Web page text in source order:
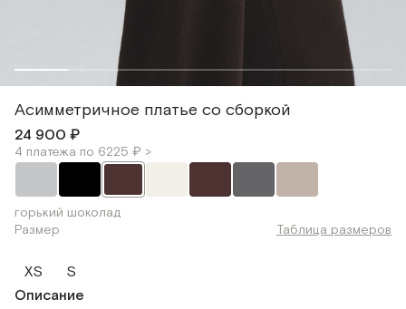
Асимметричное платье со сборкой
24 900 ₽
4 платежа по 6225 ₽ >
горький шоколад
Размер
Таблица размеров
XS
S
Описание